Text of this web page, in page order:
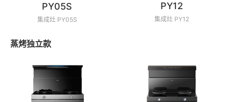
PY05S
集成灶 PY05S
PY12
集成灶 PY12
蒸烤独立款